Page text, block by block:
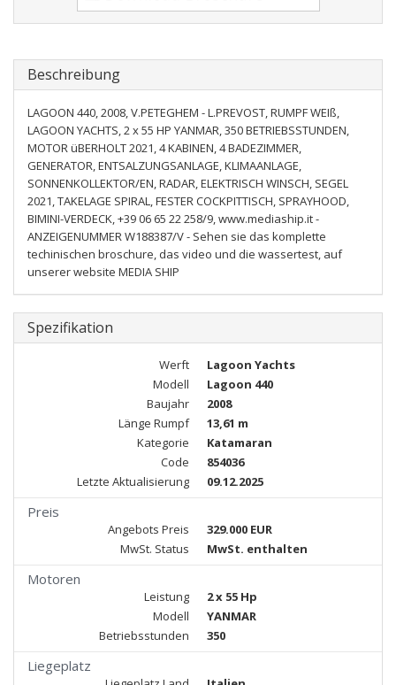
Beschreibung
LAGOON 440, 2008, V.PETEGHEM - L.PREVOST, RUMPF WEIß,
LAGOON YACHTS, 2 x 55 HP YANMAR, 350 BETRIEBSSTUNDEN,
MOTOR üBERHOLT 2021, 4 KABINEN, 4 BADEZIMMER,
GENERATOR, ENTSALZUNGSANLAGE, KLIMAANLAGE,
SONNENKOLLEKTOR/EN, RADAR, ELEKTRISCH WINSCH, SEGEL
2021, TAKELAGE SPIRAL, FESTER COCKPITTISCH, SPRAYHOOD,
BIMINI-VERDECK, +39 06 65 22 258/9, www.mediaship.it -
ANZEIGENUMMER W188387/V - Sehen sie das komplette
techinischen broschure, das video und die wassertest, auf
unserer website MEDIA SHIP
Spezifikation
Werft
Lagoon Yachts
Modell
Lagoon 440
Baujahr
2008
Länge Rumpf
13,61 m
Kategorie
Katamaran
Code
854036
Letzte Aktualisierung
09.12.2025
Preis
Angebots Preis
329.000 EUR
MwSt. Status
MwSt. enthalten
Motoren
Leistung
2 x 55 Hp
Modell
YANMAR
Betriebsstunden
350
Liegeplatz